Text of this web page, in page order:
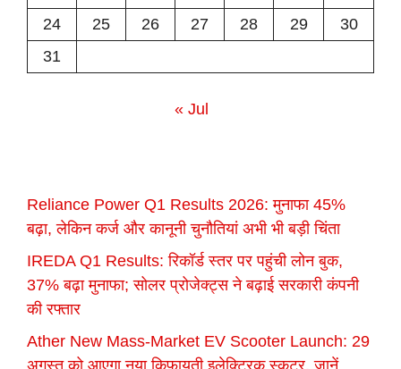
24
25 26 27 28 29
30
31
« Jul
Reliance Power Q1 Results 2026: मुनाफा 45%
बढ़ा, लेकिन कर्ज और कानूनी चुनौतियां अभी भी बड़ी चिंता
IREDA Q1 Results: रिकॉर्ड स्तर पर पहुंची लोन बुक,
37% बढ़ा मुनाफा; सोलर प्रोजेक्ट्स ने बढ़ाई सरकारी कंपनी
की रफ्तार
Ather New Mass-Market EV Scooter Launch: 29
अगस्त को आएगा नया किफायती इलेक्ट्रिक स्कूटर, जानें